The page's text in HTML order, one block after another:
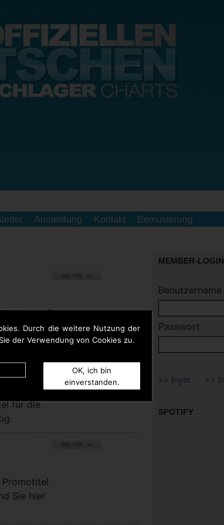
Durch die weitere Nutzung der
der Verwendung von Cookies zu.
OK, ich bin
einverstanden.
Anmeldung Kontakt Bemusterung
auf
hier
für die
Promotitel
Sie hier
MEMBER-LOGIN
Benutzername
Passwort
SPOTIFY